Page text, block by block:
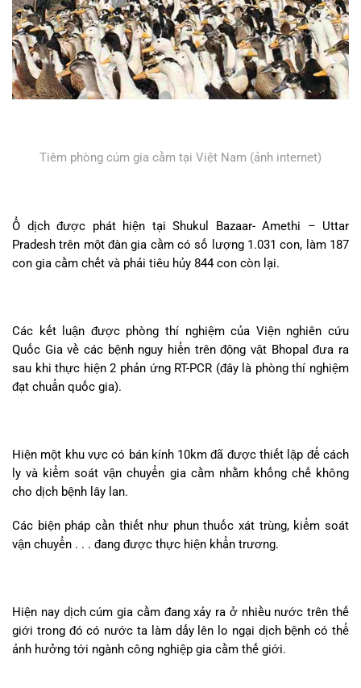
Tiêm phòng cúm gia cầm tại Việt Nam (ảnh internet)
Ổ dịch được phát hiện tại Shukul Bazaar- Amethi – Uttar
Pradesh trên một đàn gia cầm có số lượng 1.031 con, làm 187
con gia cầm chết và phải tiêu hủy 844 con còn lại.
Các kết luận được phòng thí nghiệm của Viện nghiên cứu
Quốc Gia về các bệnh nguy hiển trên động vật Bhopal đưa ra
sau khi thực hiện 2 phản ứng RT-PCR (đây là phòng thí nghiệm
đạt chuẩn quốc gia).
Hiện một khu vực có bán kính 10km đã được thiết lập để cách
ly và kiểm soát vận chuyển gia cầm nhằm khống chế không
cho dịch bệnh lây lan.
Các biện pháp cần thiết như phun thuốc xát trùng, kiểm soát
vận chuyển . . . đang được thực hiện khẩn trương.
Hiện nay dịch cúm gia cầm đang xảy ra ở nhiều nước trên thế
giới trong đó có nước ta làm dấy lên lo ngại dịch bệnh có thể
ảnh hưởng tới ngành công nghiệp gia cầm thế giới.